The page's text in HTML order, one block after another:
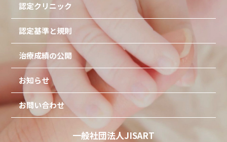
認定クリニック
認定基準と規則
治療成績の公開
お知らせ
お問い合わせ
一般社団法人JISART